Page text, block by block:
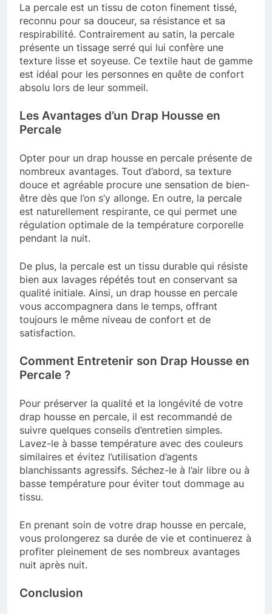
La percale est un tissu de coton finement tissé,
reconnu pour sa douceur, sa résistance et sa
respirabilité. Contrairement au satin, la percale
présente un tissage serré qui lui confère une
texture lisse et soyeuse. Ce textile haut de gamme
est idéal pour les personnes en quête de confort
absolu lors de leur sommeil.
Les Avantages d’un Drap Housse en
Percale
Opter pour un drap housse en percale présente de
nombreux avantages. Tout d’abord, sa texture
douce et agréable procure une sensation de bien-
être dès que l’on s’y allonge. En outre, la percale
est naturellement respirante, ce qui permet une
régulation optimale de la température corporelle
pendant la nuit.
De plus, la percale est un tissu durable qui résiste
bien aux lavages répétés tout en conservant sa
qualité initiale. Ainsi, un drap housse en percale
vous accompagnera dans le temps, offrant
toujours le même niveau de confort et de
satisfaction.
Comment Entretenir son Drap Housse en
Percale ?
Pour préserver la qualité et la longévité de votre
drap housse en percale, il est recommandé de
suivre quelques conseils d’entretien simples.
Lavez-le à basse température avec des couleurs
similaires et évitez l’utilisation d’agents
blanchissants agressifs. Séchez-le à l’air libre ou à
basse température pour éviter tout dommage au
tissu.
En prenant soin de votre drap housse en percale,
vous prolongerez sa durée de vie et continuerez à
profiter pleinement de ses nombreux avantages
nuit après nuit.
Conclusion